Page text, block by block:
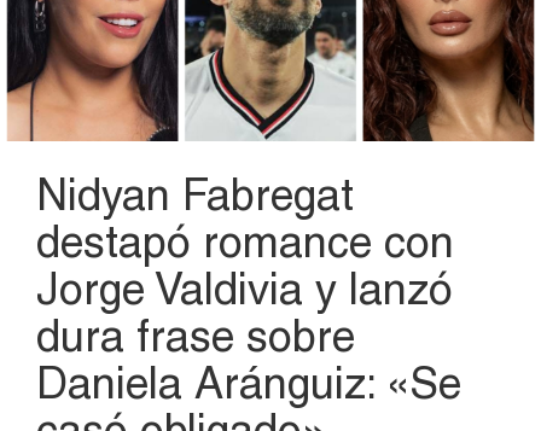
Nidyan Fabregat
destapó romance con
Jorge Valdivia y lanzó
dura frase sobre
Daniela Aránguiz: «Se